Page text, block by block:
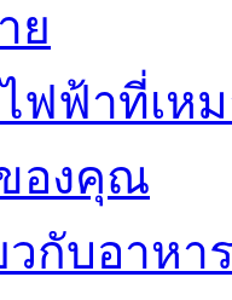
ย
ฟฟ้าที่เห
องคุณ
วกับอาหา